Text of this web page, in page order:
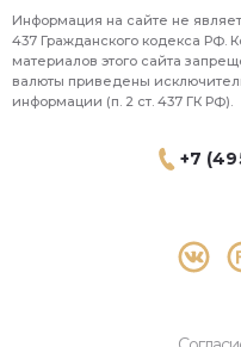
+7
Информация на сайте не
437 Гражданского кодекса РФ.
материалов этого сайта
валюты приведены
информации (п. 2 ст. 437 ГК РФ).